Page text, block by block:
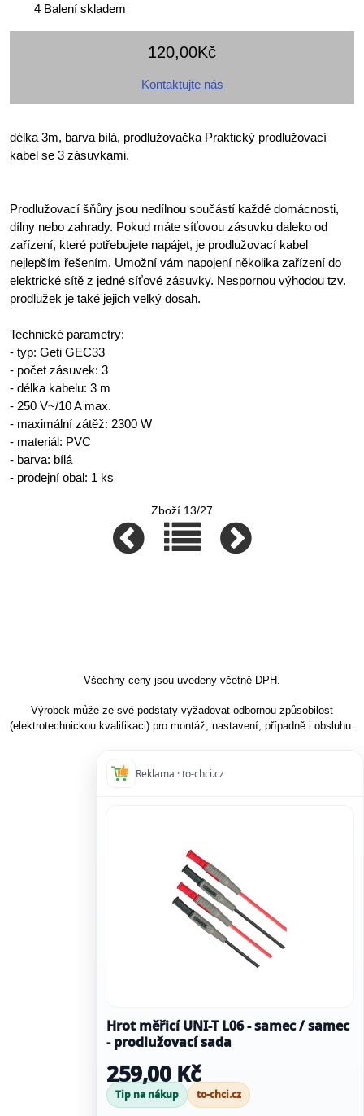
4 Balení skladem
120,00Kč
Kontaktujte nás
délka 3m, barva bílá, prodlužovačka Praktický prodlužovací
kabel se 3 zásuvkami.
Prodlužovací šňůry jsou nedílnou součástí každé domácnosti,
dílny nebo zahrady. Pokud máte síťovou zásuvku daleko od
zařízení, které potřebujete napájet, je prodlužovací kabel
nejlepším řešením. Umožní vám napojení několika zařízení do
elektrické sítě z jedné síťové zásuvky. Nespornou výhodou tzv.
prodlužek je také jejich velký dosah.
Technické parametry:
- typ: Geti GEC33
- počet zásuvek: 3
- délka kabelu: 3 m
- 250 V~/10 A max.
- maximální zátěž: 2300 W
- materiál: PVC
- barva: bílá
- prodejní obal: 1 ks
Zboží 13/27
Všechny ceny jsou uvedeny včetně DPH.
Výrobek může ze své podstaty vyžadovat odbornou způsobilost
(elektrotechnickou kvalifikaci) pro montáž, nastavení, případně i obsluhu.
Reklama · to-chci.cz
Hrot měřicí UNI-T L06 - samec / samec
- prodlužovací sada
259,00 Kč
Tip na nákup to-chci.cz